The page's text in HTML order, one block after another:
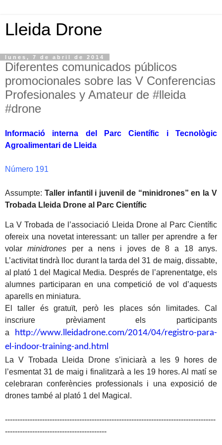
Lleida Drone
lunes, 7 de abril de 2014
Diferentes comunicados públicos
promocionales sobre las V Conferencias
Profesionales y Amateur de #lleida
#drone
Informació interna del Parc Científic i Tecnològic
Agroalimentari de Lleida
Número 191
Assumpte: Taller infantil i juvenil de “minidrones” en la V
Trobada Lleida Drone al Parc Científic
La V Trobada de l’associació Lleida Drone al Parc Científic
ofereix una novetat interessant: un taller per aprendre a fer
volarminidrones per a nens i joves de 8 a 18 anys.
L’activitat tindrà lloc durant la tarda del 31 de maig, dissabte,
al plató 1 del Magical Media. Després de l’aprenentatge, els
alumnes participaran en una competició de vol d’aquests
aparells en miniatura.
El taller és gratuït, però les places són limitades. Cal
inscriure prèviament els participants
a
http://www.lleidadrone.com/2014/04/registro-para-
el-indoor-training-and.html
La V Trobada Lleida Drone s’iniciarà a les 9 hores de
l’esmentat 31 de maig i finalitzarà a les 19 hores. Al matí se
celebraran conferències professionals i una exposició de
drones també al plató 1 del Magical.
-------------------------------------------------------------------------------------
-----------------------------------------